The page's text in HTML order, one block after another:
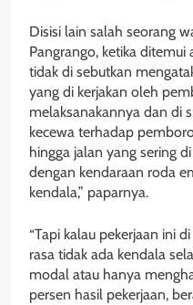
Disisi lain salah seorang
Pangrango, ketika
tidak di sebutkan
yang di kerjakan oleh
melaksanakannya dan di
kecewa terhadap
hingga jalan yang sering
dengan kendaraan roda
kendala,” paparnya.
“Tapi kalau pekerjaan ini
rasa tidak ada kendala
modal atau hanya
persen hasil pekerjaan,